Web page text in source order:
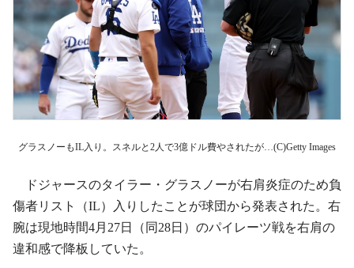
グラスノーもIL入り。スネルと2人で3億ドル費やされたが…(C)Getty Images
ドジャースのタイラー・グラスノーが右肩炎症のため負
傷者リスト（IL）入りしたことが球団から発表された。右
腕は現地時間4月27日（同28日）のパイレーツ戦を右肩の
違和感で降板していた。